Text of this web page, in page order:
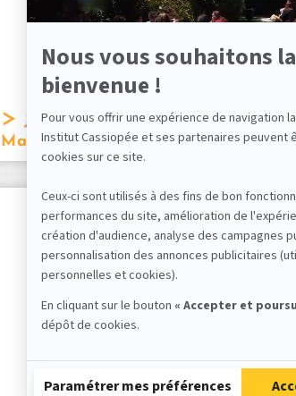
Je lance mon activité ! par
Mathilde Melahi